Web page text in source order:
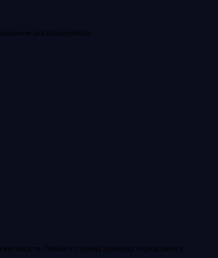
для блокировки):
Объём и глубина проверки определяются